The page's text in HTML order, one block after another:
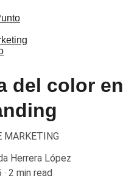
del color en
MARKETING
Herrera López
2 min read